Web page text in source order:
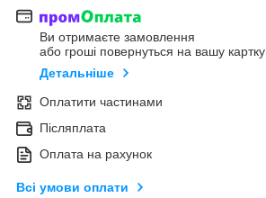
Ви отримаєте замовлення
або гроші повернуться на вашу картку
Детальніше
Оплатити частинами
Післяплата
Оплата на рахунок
Всі умови оплати